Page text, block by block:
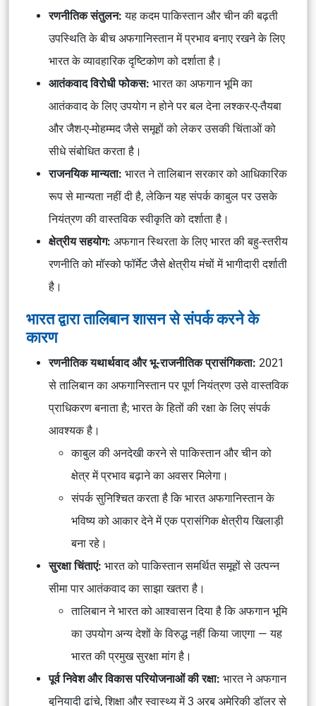
रणनीतिक संतुलन: यह कदम पाकिस्तान और चीन की बढ़ती
उपस्थिति के बीच अफगानिस्तान में प्रभाव बनाए रखने के लिए
भारत के व्यावहारिक दृष्टिकोण को दर्शाता है।
आतंकवाद विरोधी फोकस: भारत का अफगान भूमि का
आतंकवाद के लिए उपयोग न होने पर बल देना लश्कर-ए-तैयबा
और जैश-ए-मोहम्मद जैसे समूहों को लेकर उसकी चिंताओं को
सीधे संबोधित करता है।
राजनयिक मान्यता: भारत ने तालिबान सरकार को आधिकारिक
रूप से मान्यता नहीं दी है, लेकिन यह संपर्क काबुल पर उसके
नियंत्रण की वास्तविक स्वीकृति को दर्शाता है।
क्षेत्रीय सहयोग: अफगान स्थिरता के लिए भारत की बहु-स्तरीय
रणनीति को मॉस्को फॉर्मेट जैसे क्षेत्रीय मंचों में भागीदारी दर्शाती
है।
भारत द्वारा तालिबान शासन से संपर्क करने के
कारण
रणनीतिक यथार्थवाद और भू-राजनीतिक प्रासंगिकता: 2021
से तालिबान का अफगानिस्तान पर पूर्ण नियंत्रण उसे वास्तविक
प्राधिकरण बनाता है; भारत के हितों की रक्षा के लिए संपर्क
आवश्यक है।
काबुल की अनदेखी करने से पाकिस्तान और चीन को
क्षेत्र में प्रभाव बढ़ाने का अवसर मिलेगा।
संपर्क सुनिश्चित करता है कि भारत अफगानिस्तान के
भविष्य को आकार देने में एक प्रासंगिक क्षेत्रीय खिलाड़ी
बना रहे।
सुरक्षा चिंताएं: भारत को पाकिस्तान समर्थित समूहों से उत्पन्न
सीमा पार आतंकवाद का साझा खतरा है।
तालिबान ने भारत को आश्वासन दिया है कि अफगान भूमि
का उपयोग अन्य देशों के विरुद्ध नहीं किया जाएगा — यह
भारत की प्रमुख सुरक्षा मांग है।
पूर्व निवेश और विकास परियोजनाओं की रक्षा: भारत ने अफगान
बुनियादी ढांचे, शिक्षा और स्वास्थ्य में 3 अरब अमेरिकी डॉलर से